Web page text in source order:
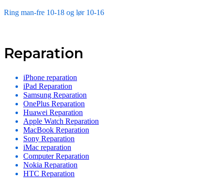
Ring man-fre 10-18 og lør 10-16
Reparation
iPhone reparation
iPad Reparation
Samsung Reparation
OnePlus Reparation
Huawei Reparation
Apple Watch Reparation
MacBook Reparation
Sony Reparation
iMac reparation
Computer Reparation
Nokia Reparation
HTC Reparation